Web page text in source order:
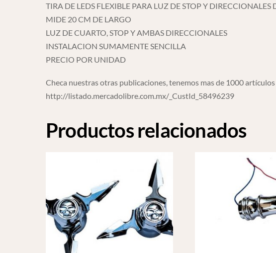
TIRA DE LEDS FLEXIBLE PARA LUZ DE STOP Y DIRECCIONALES
MIDE 20 CM DE LARGO
LUZ DE CUARTO, STOP Y AMBAS DIRECCIONALES
INSTALACION SUMAMENTE SENCILLA
PRECIO POR UNIDAD
Checa nuestras otras publicaciones, tenemos mas de 1000
http://listado.mercadolibre.com.mx/_CustId_58496239
Productos relacionados